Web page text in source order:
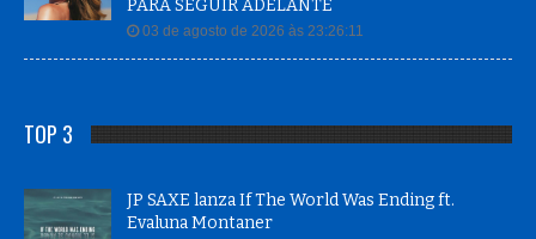
PARA SEGUIR ADELANTE
03 de agosto de 2026 às 23:26:11
TOP 3
JP SAXE lanza If The World Was Ending ft.
Evaluna Montaner